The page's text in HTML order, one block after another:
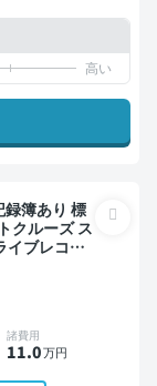
クルーズ ス
イブレコー
諸費用
11.0万円